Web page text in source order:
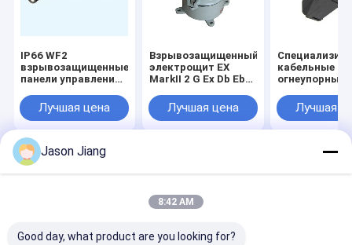
IP66 WF2
взрывозащищенные
панели управления
напряжение 110 220
380 460 В
Толщина панели 12
мм Предназначены
для защиты от
взрыва
Лучшая цена
Взрывозащищенный
электрощит EX
MarkII 2 G Ex Db Eb
IIIC T80°C Db IP66 из
нержавеющей
Лучшая цена
кабельные
огнеупорные
прочной
панели 12 мм
порошком
Лучшая
страница
сайта
данные
Site
Карта сайта
Privacy Policy
Reserved.
Jason Jiang
8:42 AM
Good day, what product are you looking for?